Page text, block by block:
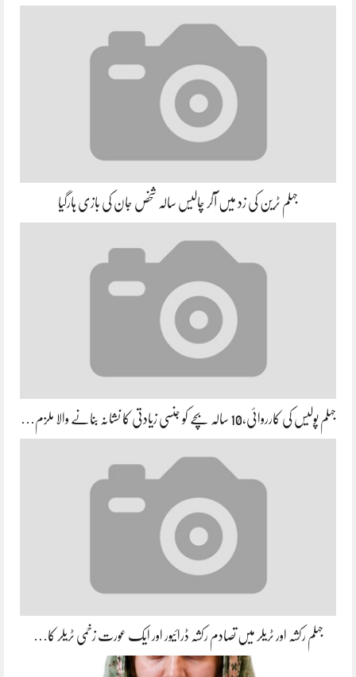
جہلم ٹرین کی زد میں آکر چالیس سالہ شخص جان کی بازی ہارگیا
جہلم پولیس کی کارروائی،10 سالہ بچے کو جنسی زیادتی کا نشانہ بنانے والا ملزم…
جہلم رکشہ اور ٹریلر میں تصادم رکشہ ڈرائیور اور ایک عورت زخمی ٹریلر کا…